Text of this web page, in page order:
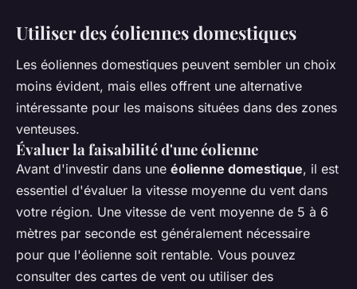
Utiliser des éoliennes domestiques
Les éoliennes domestiques peuvent sembler un choix
moins évident, mais elles offrent une alternative
intéressante pour les maisons situées dans des zones
venteuses.
Évaluer la faisabilité d'une éolienne
Avant d'investir dans une éolienne domestique, il est
essentiel d'évaluer la vitesse moyenne du vent dans
votre région. Une vitesse de vent moyenne de 5 à 6
mètres par seconde est généralement nécessaire
pour que l'éolienne soit rentable. Vous pouvez
consulter des cartes de vent ou utiliser des